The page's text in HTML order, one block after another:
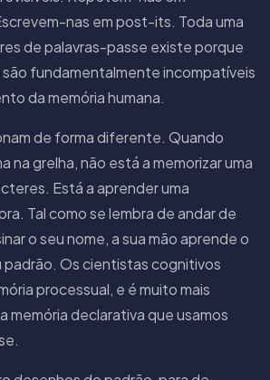
nas em post-its. Toda uma
de palavras-passe existe porque
fundamentalmente incompatíveis
da memória humana.
de forma diferente. Quando
na grelha, não está a memorizar uma
Está a aprender uma
Tal como se lembra de andar de
o seu nome, a sua mão aprende o
padrão. Os cientistas cognitivos
processual, e é muito mais
memória declarativa que usamos